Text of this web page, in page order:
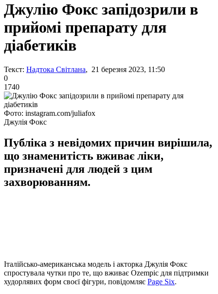
Джулію Фокс запідозрили в
прийомі препарату для
діабетиків
Текст: Надтока Світлана, 21 березня 2023, 11:50
0
1740
Фото: instagram.com/juliafox
Джулія Фокс
Публіка з невідомих причин вирішила,
що знаменитість вживає ліки,
призначені для людей з цим
захворюванням.
Італійсько-американська модель і акторка Джулія Фокс
спростувала чутки про те, що вживає Ozempic для підтримки
худорлявих форм своєї фігури, повідомляє Page Six.